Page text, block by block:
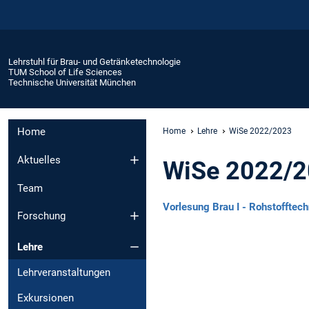
Lehrstuhl für Brau- und Getränketechnologie
TUM School of Life Sciences
Technische Universität München
Home
Aktuelles
Team
Forschung
Lehre
Lehrveranstaltungen
Exkursionen
Home Lehre WiSe 2022/2023
WiSe 2022/
Vorlesung Brau I -